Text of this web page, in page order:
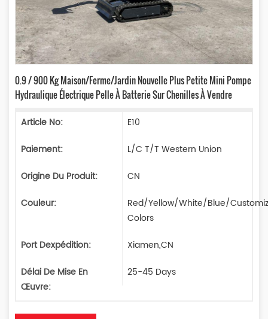
0.9 / 900 Kg Maison/ferme/jardin Nouvelle Plus Petite Mini Pompe
Hydraulique Électrique Pelle À Batterie Sur Chenilles À Vendre
Article No:
E10
Paiement:
L/C T/T Western Union
Origine Du Produit:
CN
Couleur:
Red/Yellow/White/Blue/
Colors
Port Dexpédition:
Xiamen,CN
Délai De Mise En
Œuvre:
25-45 Days